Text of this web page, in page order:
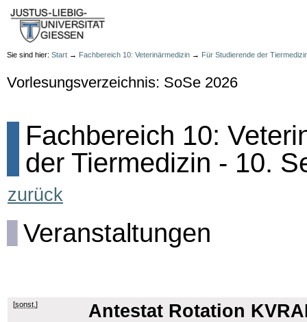
Sie sind hier: Start → Fachbereich 10: Veterinärmedizin → Für Studierende der
Vorlesungsverzeichnis: SoSe 2026
Fachbereich 10:
der Tiermedizin - 10.
zurück
Veranstaltungen
[sonst. ] Antestat Rotation